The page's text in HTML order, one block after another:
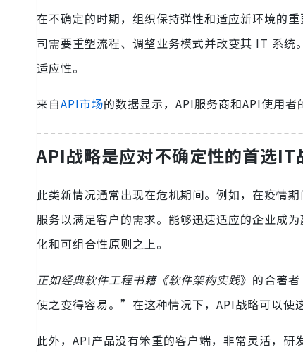
在不确定的时期，组织保持弹性和适应新环境的
司需要重塑流程、调整业务模式并改变其 IT 系
适应性。
来自API市场的数据显示，API服务商和API使用者
API战略是应对不确定性的首选IT
此类新情况通常出现在危机期间。例如，在疫情
服务以满足客户的需求。能够迅速适应的企业成
化和可组合性原则之上。
正如经典软件工程书籍《软件架构实践》的合著
使之变得容易。”在这种情况下，API战略可以使
此外，API产品没有笨重的客户端，非常灵活，